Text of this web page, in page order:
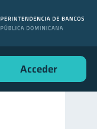
Acceder